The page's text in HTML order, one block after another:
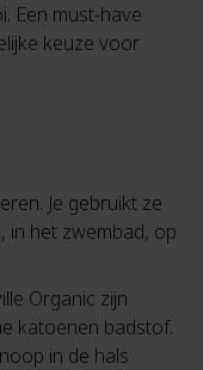
Een must-have
keuze voor
Je gebruikt ze
in het zwembad, op
Organic zijn
katoenen badstof.
in de hals